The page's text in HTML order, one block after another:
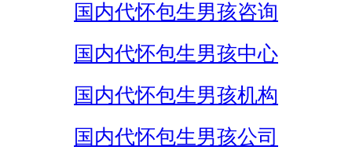
国内代怀包生男孩咨询
国内代怀包生男孩中心
国内代怀包生男孩机构
国内代怀包生男孩公司